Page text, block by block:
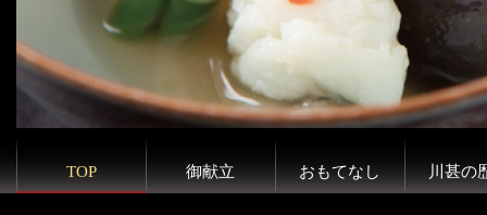
TOP 御献立 おもてなし 川甚の